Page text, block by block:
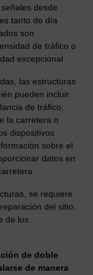
desde
tanto de día
son
de tráfico o
excepcional.
las estructuras
pueden incluir
de tráfico,
la carretera o
dispositivos
sobre el
datos en
se requiere
del sitio,
de los
de doble
de manera